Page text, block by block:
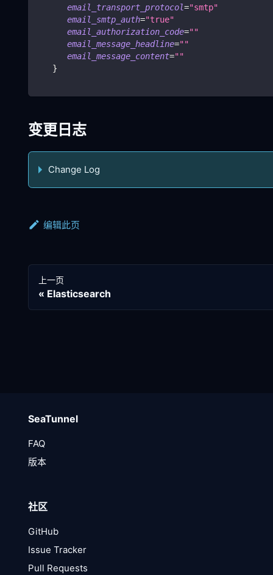
email_transport_protocol="smtp"
email_smtp_auth="true"
email_authorization_code=""
email_message_headline=""
email_message_content=""
}
变更日志
Change Log
编辑此页
上一页
Elasticsearch
SeaTunnel
FAQ
版本
社区
GitHub
Issue Tracker
Pull Requests